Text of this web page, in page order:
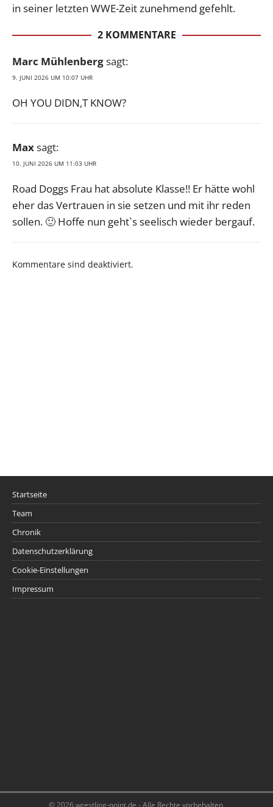
in seiner letzten WWE-Zeit zunehmend gefehlt.
2 KOMMENTARE
Marc Mühlenbergsagt:
9. JUNI 2026 UM 10:07 UHR
OH YOU DIDN,T KNOW?
Maxsagt:
10. JUNI 2026 UM 11:03 UHR
Road Doggs Frau hat absolute Klasse!! Er hätte wohl
eher das Vertrauen in sie setzen und mit ihr reden
sollen. 🙂 Hoffe nun geht`s seelisch wieder bergauf.
Kommentare sind deaktiviert.
Startseite
Team
Chronik
Datenschutzerklärung
Cookie-Einstellungen
Impressum